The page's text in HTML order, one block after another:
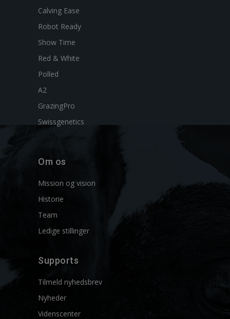
Calving Ease
Robot Ready
Show Time
Red & White
Polled
A2
GrazingPro
Swissgenetics
Om os
Mission og vision
Historie
Team
Ledige stillinger
Supports
Tilmeld nyhedsbrev
Nyheder
Videnscenter